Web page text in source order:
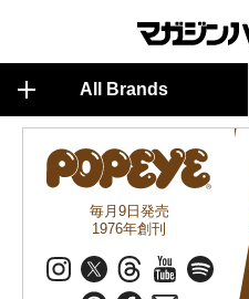
All Brands
毎月9日発売
1976年創刊